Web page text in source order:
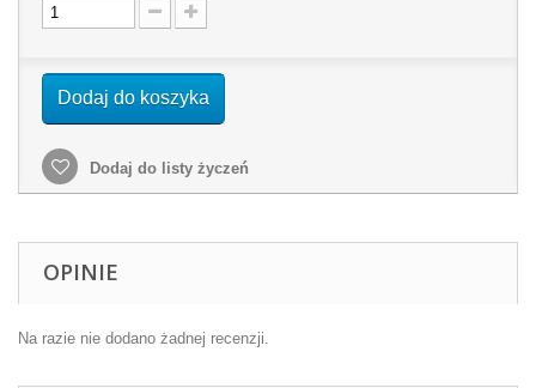
Dodaj do koszyka
Dodaj do listy życzeń
OPINIE
Na razie nie dodano żadnej recenzji.